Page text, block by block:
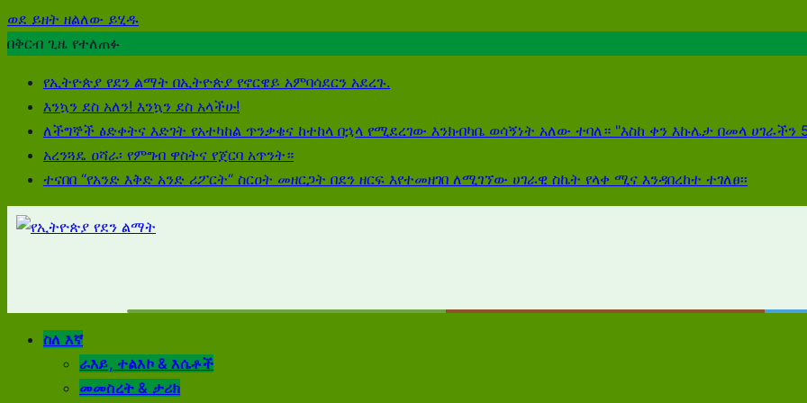
ወደ ይዘት ዘልለው ይሂዱ
በቅርብ ጊዜ የተለጠፉ
የኢትዮጵያ የደን ልማት በኢትዮጵያ የኖርዌይ አምባሳደርን አደረጉ.
እንኳን ደስ አለን! እንኳን ደስ አላችሁ!
ለችግኞች ፅድቀትና እድገት የአተካከል ጥንቃቄና ከተከላ በኋላ የሚደረገው እንክብካቤ ወሳኝነት አለው ተባለ። "እስከ ቀን እኩሌታ በመላ ሀገራችን
አረንጓዴ ዐሻራ፡ የምግብ ዋስትና የጀርባ አጥንት።
ተናበበ “የአንድ እቅድ አንድ ሪፖርት“ ስርዐት መዘርጋት በደን ዘርፍ እየተመዘገበ ለሚገኘው ሀገራዊ ስኬት የላቀ ሚና እንዳበረከተ ተገለፀ፡፡
ስለ እኛ
ራእይ, ተልእኮ & እሴቶች
መመስረት & ታሪክ